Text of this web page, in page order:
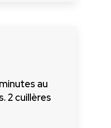
au
2 cuillères